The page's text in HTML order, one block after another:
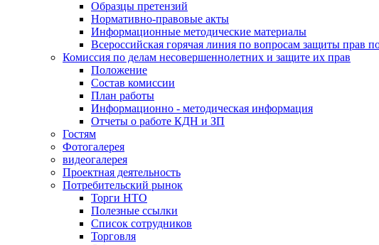
Образцы претензий
Нормативно-правовые акты
Информационные методические материалы
Всероссийская горячая линия по вопросам защиты прав
Комиссия по делам несовершеннолетних и защите их прав
Положение
Состав комиссии
План работы
Информационно - методическая информация
Отчеты о работе КДН и ЗП
Гостям
Фотогалерея
видеогалерея
Проектная деятельность
Потребительский рынок
Торги НТО
Полезные ссылки
Список сотрудников
Торговля